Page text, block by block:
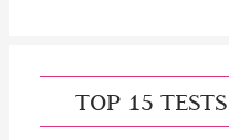
TOP 15